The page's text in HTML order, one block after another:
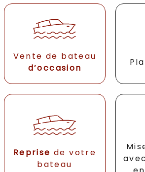
Vente de bateau
d’occasion
Reprise de votre
bateau